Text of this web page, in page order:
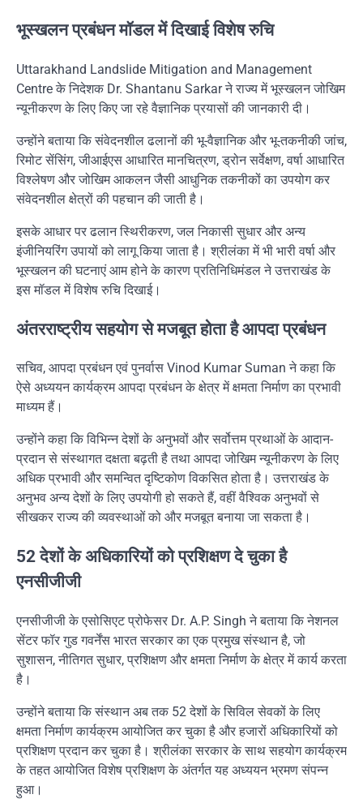
भूस्खलन प्रबंधन मॉडल में दिखाई विशेष रुचि
Uttarakhand Landslide Mitigation and Management
Centreके निदेशक Dr. Shantanu Sarkarने राज्य में भूस्खलन जोखिम
न्यूनीकरण के लिए किए जा रहे वैज्ञानिक प्रयासों की जानकारी दी।
उन्होंने बताया कि संवेदनशील ढलानों की भू-वैज्ञानिक और भू-तकनीकी जांच,
रिमोट सेंसिंग, जीआईएस आधारित मानचित्रण, ड्रोन सर्वेक्षण, वर्षा आधारित
विश्लेषण और जोखिम आकलन जैसी आधुनिक तकनीकों का उपयोग कर
संवेदनशील क्षेत्रों की पहचान की जाती है।
इसके आधार पर ढलान स्थिरीकरण, जल निकासी सुधार और अन्य
इंजीनियरिंग उपायों को लागू किया जाता है। श्रीलंका में भी भारी वर्षा और
भूस्खलन की घटनाएं आम होने के कारण प्रतिनिधिमंडल ने उत्तराखंड के
इस मॉडल में विशेष रुचि दिखाई।
अंतरराष्ट्रीय सहयोग से मजबूत होता है आपदा प्रबंधन
सचिव, आपदा प्रबंधन एवं पुनर्वास Vinod Kumar Suman ने कहा कि
ऐसे अध्ययन कार्यक्रम आपदा प्रबंधन के क्षेत्र में क्षमता निर्माण का प्रभावी
माध्यम हैं।
उन्होंने कहा कि विभिन्न देशों के अनुभवों और सर्वोत्तम प्रथाओं के आदान-
प्रदान से संस्थागत दक्षता बढ़ती है तथा आपदा जोखिम न्यूनीकरण के लिए
अधिक प्रभावी और समन्वित दृष्टिकोण विकसित होता है। उत्तराखंड के
अनुभव अन्य देशों के लिए उपयोगी हो सकते हैं, वहीं वैश्विक अनुभवों से
सीखकर राज्य की व्यवस्थाओं को और मजबूत बनाया जा सकता है।
52 देशों के अधिकारियों को प्रशिक्षण दे चुका है
एनसीजीजी
एनसीजीजी के एसोसिएट प्रोफेसर Dr. A.P. Singh ने बताया कि नेशनल
सेंटर फॉर गुड गवर्नेंस भारत सरकार का एक प्रमुख संस्थान है, जो
सुशासन, नीतिगत सुधार, प्रशिक्षण और क्षमता निर्माण के क्षेत्र में कार्य करता
है।
उन्होंने बताया कि संस्थान अब तक 52 देशों के सिविल सेवकों के लिए
क्षमता निर्माण कार्यक्रम आयोजित कर चुका है और हजारों अधिकारियों को
प्रशिक्षण प्रदान कर चुका है। श्रीलंका सरकार के साथ सहयोग कार्यक्रम
के तहत आयोजित विशेष प्रशिक्षण के अंतर्गत यह अध्ययन भ्रमण संपन्न
हुआ।